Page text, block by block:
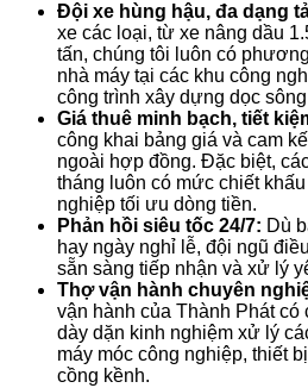
Đội xe hùng hậu, đa dạng
xe các loại, từ xe nâng dầu
tấn, chúng tôi luôn có
nhà máy tại các khu công
công trình xây dựng dọc
Giá thuê minh bạch, tiết
công khai bảng giá và cam
ngoài hợp đồng. Đặc biệt,
tháng luôn có mức chiết
nghiệp tối ưu dòng tiền.
Phản hồi siêu tốc 24/7: Dù
hay ngày nghỉ lễ, đội ngũ
sẵn sàng tiếp nhận và xử lý
Thợ vận hành chuyên
vận hành của Thành Phát có
dày dặn kinh nghiệm xử lý
máy móc công nghiệp, thiết
cồng kềnh.